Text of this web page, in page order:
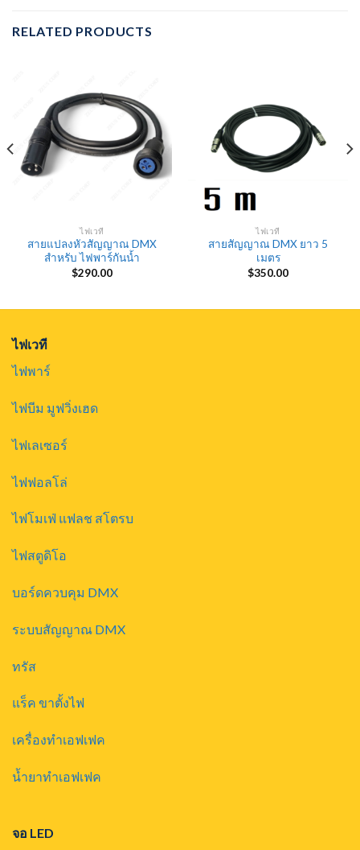
RELATED PRODUCTS
ไฟเวที
สายแปลงหัวสัญญาณ DMX
สำหรับ ไฟพาร์กันน้ำ
$290.00
ไฟเวที
สายสัญญาณ DMX ยาว 5
เมตร
$350.00
ไฟเวที
ไฟพาร์
ไฟบีม มูฟวิ่งเฮด
ไฟเลเซอร์
ไฟฟอลโล่
ไฟโมเฟ่ แฟลช สโตรบ
ไฟสตูดิโอ
บอร์ดควบคุม DMX
ระบบสัญญาณ DMX
ทรัส
แร็ค ขาตั้งไฟ
เครื่องทำเอฟเฟค
น้ำยาทำเอฟเฟค
จอ LED